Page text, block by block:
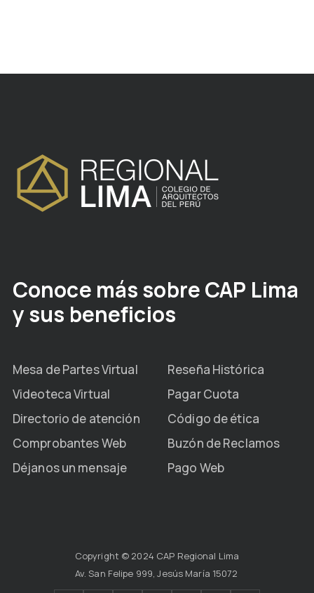
Conoce más sobre CAP Lima
y sus beneficios
Mesa de Partes Virtual
Reseña Histórica
Videoteca Virtual
Pagar Cuota
Directorio de atención
Código de ética
Comprobantes Web
Buzón de Reclamos
Déjanos un mensaje
Pago Web
Copyright © 2024 CAP Regional Lima
Av. San Felipe 999, Jesús María 15072